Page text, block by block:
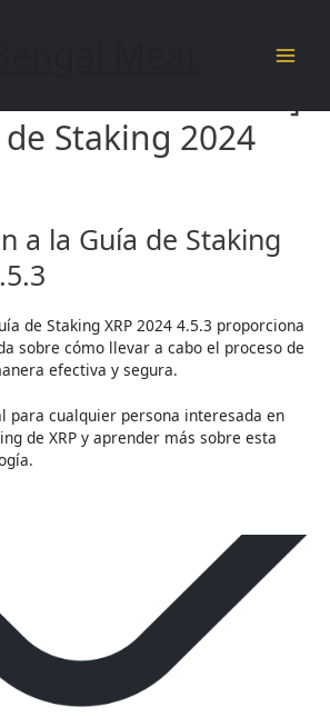
de Staking 2024
a la Guía de Staking
de Staking XRP 2024 4.5.3 proporciona
sobre cómo llevar a cabo el proceso de
efectiva y segura.
para cualquier persona interesada en
de XRP y aprender más sobre esta